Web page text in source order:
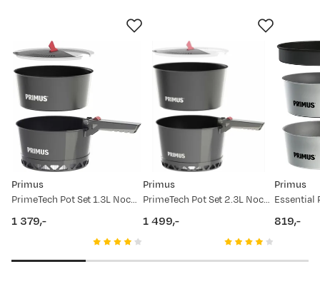
1000
7. mai 20. mai 15. jun. 11. jul. 24. jul.
Prisdato Ny pris
26.06.2026 1 049,-
06.08.2025 2 649,-
Primus
PrimeTech Pot Set 1.3L Nocolour
1 379,-
Primus
PrimeTech Pot Set 2.3L Nocolour
1 499,-
Primus
819,-